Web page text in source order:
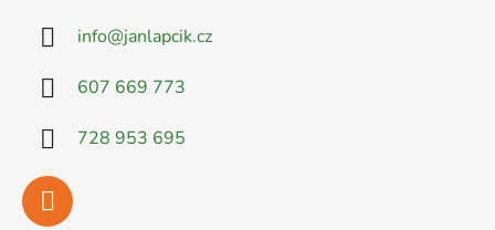
info@janlapcik.cz
607 669 773
728 953 695